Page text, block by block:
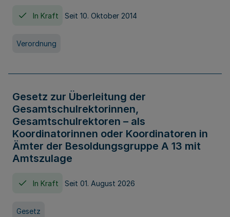
In Kraft Seit 10. Oktober 2014
Verordnung
Gesetz zur Überleitung der
Gesamtschulrektorinnen,
Gesamtschulrektoren – als
Koordinatorinnen oder Koordinatoren in
Ämter der Besoldungsgruppe A 13 mit
Amtszulage
In Kraft Seit 01. August 2026
Gesetz